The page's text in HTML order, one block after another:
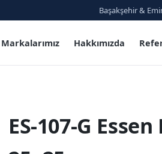
Başakşehir &
Markalarımız Hakkımızda
ES-107-G